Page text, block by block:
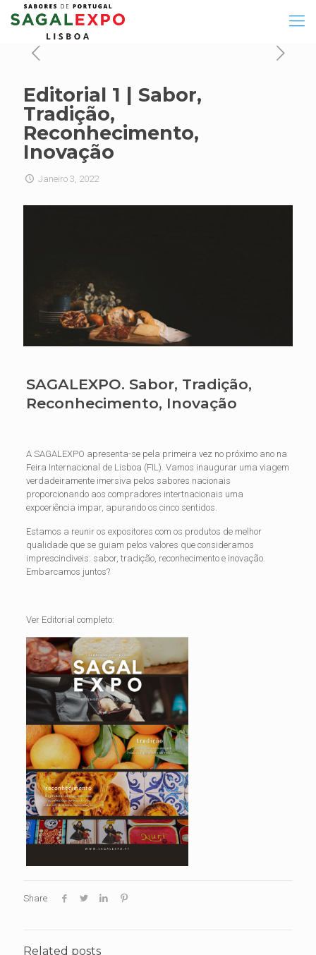
Editorial 1 | Sabor,
Tradição,
Reconhecimento,
Inovação
Janeiro 3, 2022
SAGALEXPO. Sabor, Tradição,
Reconhecimento, Inovação
A SAGALEXPO apresenta-se pela primeira vez no próximo ano na
Feira Internacional de Lisboa (FIL). Vamos inaugurar uma viagem
verdadeiramente imersiva pelos sabores nacionais
proporcionando aos compradores intertnacionais uma
expoeriência impar, apurando os cinco sentidos.
Estamos a reunir os expositores com os produtos de melhor
qualidade que se guiam pelos valores que consideramos
imprescindiveis: sabor, tradição, reconhecimento e inovação.
Embarcamos juntos?
Ver Editorial completo:
Share
Related posts